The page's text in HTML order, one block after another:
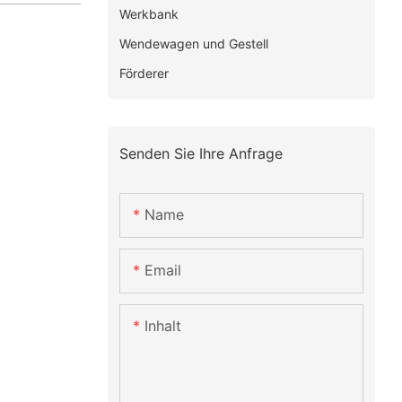
Werkbank
Wendewagen und Gestell
Förderer
Senden Sie Ihre Anfrage
Name
Email
Inhalt